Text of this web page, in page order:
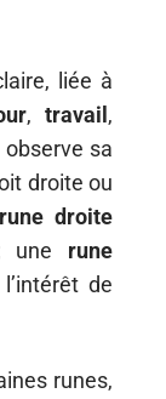
liée à
,travail ,
sa
droite ou
rune droite
une rune
de
runes,